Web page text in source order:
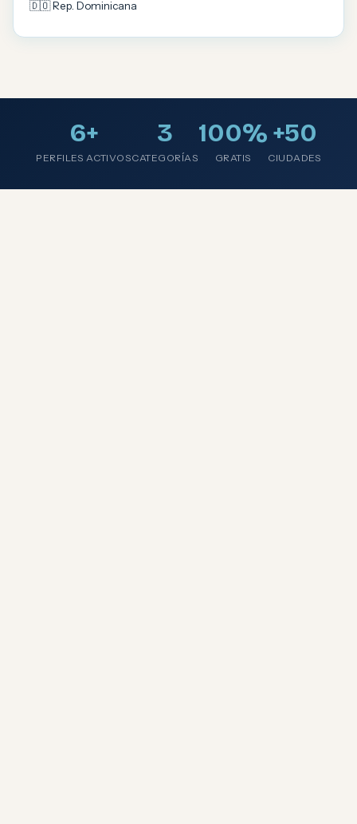
🇩🇴 Rep. Dominicana
6+
PERFILES ACTIVOS
3
CATEGORÍAS
100%
GRATIS
+50
CIUDADES